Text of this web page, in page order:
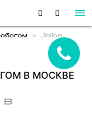
Jolion
В МОСКВЕ
в